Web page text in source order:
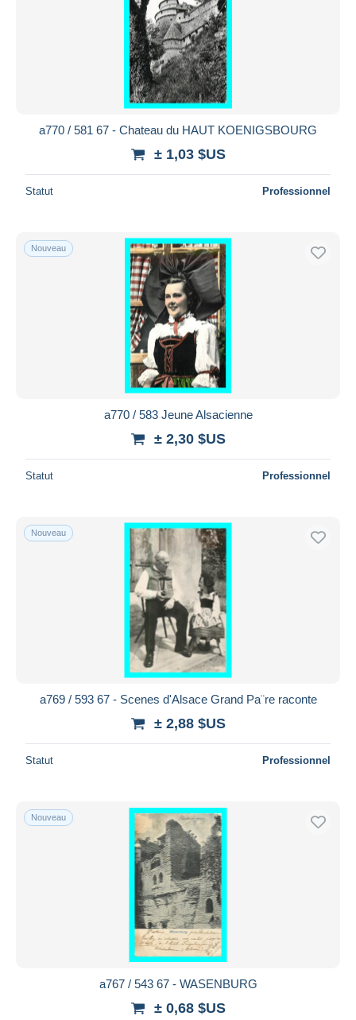
a770 / 581 67 - Chateau du HAUT KOENIGSBOURG
± 1,03 $US
Statut Professionnel
Nouveau
a770 / 583 Jeune Alsacienne
± 2,30 $US
Statut Professionnel
Nouveau
a769 / 593 67 - Scenes d'Alsace Grand Pa¨re raconte
± 2,88 $US
Statut Professionnel
Nouveau
a767 / 543 67 - WASENBURG
± 0,68 $US